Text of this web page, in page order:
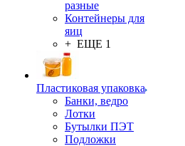
разные
Контейнеры для
яиц
+ ЕЩЕ 1
Пластиковая упаковка
Банки, ведро
Лотки
Бутылки ПЭТ
Подложки